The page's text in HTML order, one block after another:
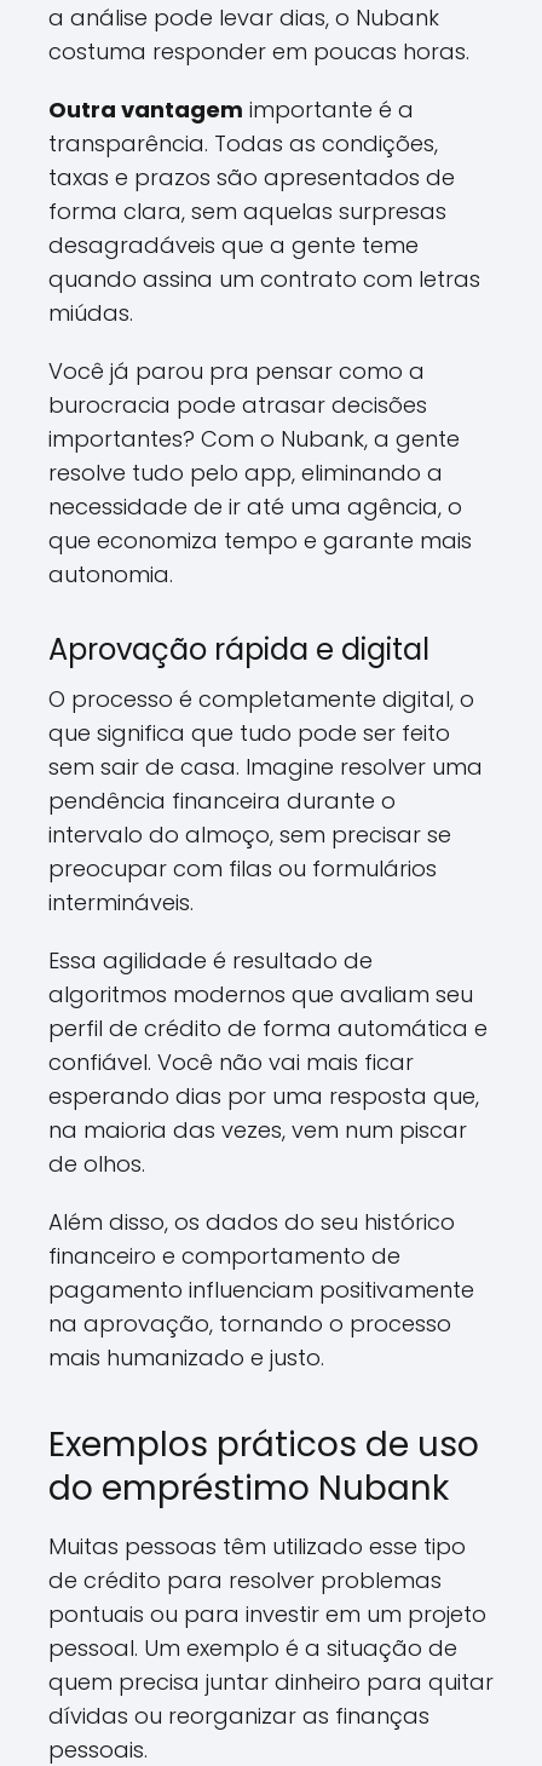
a análise pode levar dias, o Nubank
costuma responder em poucas horas.
Outra vantagem importante é a
transparência. Todas as condições,
taxas e prazos são apresentados de
forma clara, sem aquelas surpresas
desagradáveis que a gente teme
quando assina um contrato com letras
miúdas.
Você já parou pra pensar como a
burocracia pode atrasar decisões
importantes? Com o Nubank, a gente
resolve tudo pelo app, eliminando a
necessidade de ir até uma agência, o
que economiza tempo e garante mais
autonomia.
Aprovação rápida e digital
O processo é completamente digital, o
que significa que tudo pode ser feito
sem sair de casa. Imagine resolver uma
pendência financeira durante o
intervalo do almoço, sem precisar se
preocupar com filas ou formulários
intermináveis.
Essa agilidade é resultado de
algoritmos modernos que avaliam seu
perfil de crédito de forma automática e
confiável. Você não vai mais ficar
esperando dias por uma resposta que,
na maioria das vezes, vem num piscar
de olhos.
Além disso, os dados do seu histórico
financeiro e comportamento de
pagamento influenciam positivamente
na aprovação, tornando o processo
mais humanizado e justo.
Exemplos práticos de uso
do empréstimo Nubank
Muitas pessoas têm utilizado esse tipo
de crédito para resolver problemas
pontuais ou para investir em um projeto
pessoal. Um exemplo é a situação de
quem precisa juntar dinheiro para quitar
dívidas ou reorganizar as finanças
pessoais.